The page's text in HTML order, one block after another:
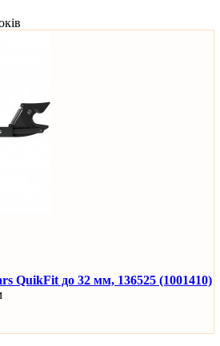
QuikFit до 32 мм, 136525 (1001410)